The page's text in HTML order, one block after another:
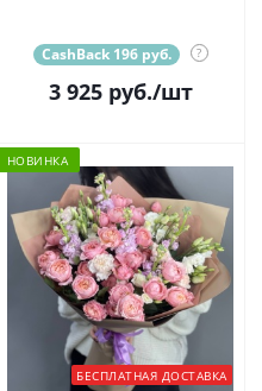
CashBack 196 руб. ?
3 925руб./шт
НОВИНКА
БЕСПЛАТНАЯ ДОСТАВКА